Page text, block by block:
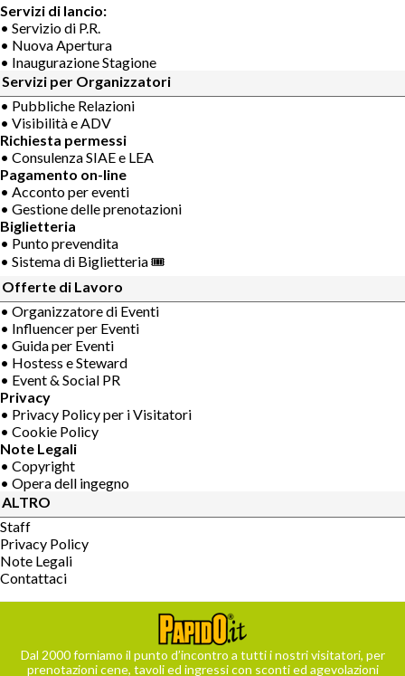
Servizi di lancio:
• Servizio di P.R.
• Nuova Apertura
• Inaugurazione Stagione
Servizi per Organizzatori
• Pubbliche Relazioni
• Visibilità e ADV
Richiesta permessi
• Consulenza SIAE e LEA
Pagamento on-line
• Acconto per eventi
• Gestione delle prenotazioni
Biglietteria
• Punto prevendita
• Sistema di Biglietteria 🎟
Offerte di Lavoro
• Organizzatore di Eventi
• Influencer per Eventi
• Guida per Eventi
• Hostess e Steward
• Event & Social PR
Privacy
• Privacy Policy per i Visitatori
• Cookie Policy
Note Legali
• Copyright
• Opera dell ingegno
ALTRO
Staff
Privacy Policy
Note Legali
Contattaci
Dal 2000 forniamo il punto d’incontro a tutti i nostri visitatori, per
prenotazioni cene, tavoli ed ingressi con sconti ed agevolazioni